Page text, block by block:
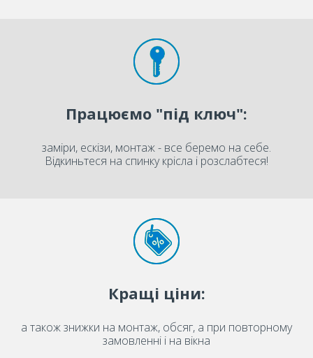
Працюємо "під ключ":
заміри, ескізи, монтаж - все беремо на себе.
Відкиньтеся на спинку крісла і розслабтеся!
Кращі ціни:
а також знижки на монтаж, обсяг, а при повторному
замовленні і на вікна